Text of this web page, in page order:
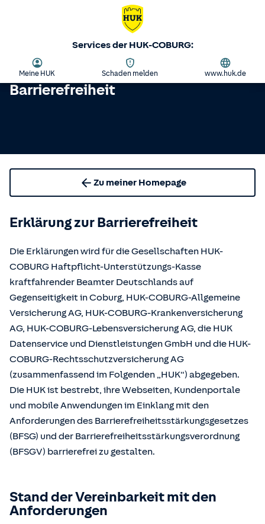
Services der HUK-COBURG:
Meine HUK Schaden melden www.huk.de
Barrierefreiheit
Zu meiner Homepage
Erklärung zur Barrierefreiheit
Die Erklärungen wird für die Gesellschaften HUK-
COBURG Haftpflicht-Unterstützungs-Kasse
kraftfahrender Beamter Deutschlands auf
Gegenseitigkeit in Coburg, HUK-COBURG-Allgemeine
Versicherung AG, HUK-COBURG-Krankenversicherung
AG, HUK-COBURG-Lebensversicherung AG, die HUK
Datenservice und Dienstleistungen GmbH und die HUK-
COBURG-Rechtsschutzversicherung AG
(zusammenfassend im Folgenden „HUK“) abgegeben.
Die HUK ist bestrebt, ihre Webseiten, Kundenportale
und mobile Anwendungen im Einklang mit den
Anforderungen des Barrierefreiheitsstärkungsgesetzes
(BFSG) und der Barrierefreiheitsstärkungsverordnung
(BFSGV) barrierefrei zu gestalten.
Stand der Vereinbarkeit mit den
Anforderungen